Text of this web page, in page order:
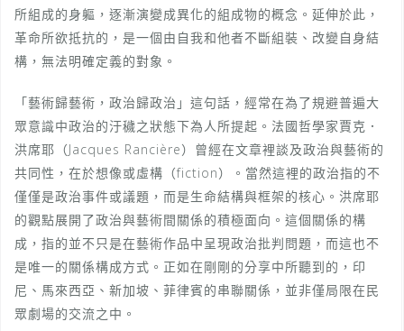
所組成的身軀，逐漸演變成異化的組成物的概念。延伸於此，
革命所欲抵抗的，是一個由自我和他者不斷組裝、改變自身結
構，無法明確定義的對象。
「藝術歸藝術，政治歸政治」這句話，經常在為了規避普遍大
眾意識中政治的汙穢之狀態下為人所提起。法國哲學家賈克．
洪席耶（Jacques Rancière）曾經在文章裡談及政治與藝術的
共同性，在於想像或虛構（fiction）。當然這裡的政治指的不
僅僅是政治事件或議題，而是生命結構與框架的核心。洪席耶
的觀點展開了政治與藝術間關係的積極面向。這個關係的構
成，指的並不只是在藝術作品中呈現政治批判問題，而這也不
是唯一的關係構成方式。正如在剛剛的分享中所聽到的，印
尼、馬來西亞、新加坡、菲律賓的串聯關係，並非僅局限在民
眾劇場的交流之中。